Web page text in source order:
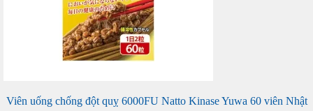
Viên uống chống đột quỵ 6000FU Natto Kinase Yuwa 60 viên Nhật